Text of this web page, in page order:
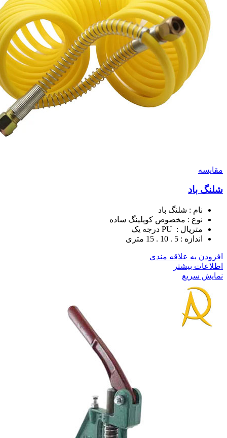
مقايسه
شلنگ باد
نام : شلنگ باد
نوع : مخصوص کوپلینگ ساده
متریال : PU درجه یک
اندازه : 5 . 10 . 15 متری
افزودن به علاقه مندی
اطلاعات بیشتر
نمایش سریع